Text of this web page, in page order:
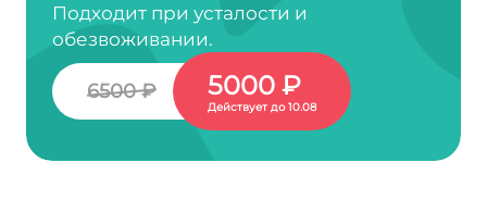
Подходит при усталости и
обезвоживании.
6500 ₽ 5000 ₽
Действует до 10.08